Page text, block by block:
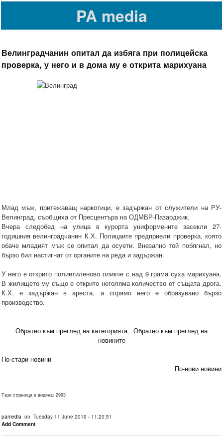
PA media
Велинградчанин опитал да избяга при полицейска
проверка, у него и в дома му е открита марихуана
Млад мъж, притежаващ наркотици, е задържан от служители на РУ-
Велинград, съобщиха от Пресцентъра на ОДМВР-Пазарджик.
Вчера следобед на улица в курорта униформените засекли 27-
годишния велинградчанин К.Х. Полицаите предприели проверка, която
обаче младият мъж се опитал да осуети. Внезапно той побягнал, но
бързо бил настигнат от органите на реда и задържан.
У него е открито полиетиленово пликче с над 9 грама суха марихуана.
В жилището му също е открито неголяма количество от същата дрога.
К.Х. е задържан в ареста, а спрямо него е образувано бързо
производство.
Обратно към преглед на категорията
Обратно към преглед на
новините
По-стари новини
По-нови новини
Тази страница е видяна: 2993
pamedia on Tuesday 11 June 2019 - 11:20:51
Add Comment